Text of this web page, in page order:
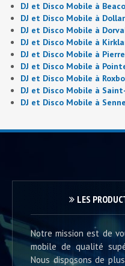
DJ et Disco Mobile à
DJ et Disco Mobile à
DJ et Disco Mobile à
DJ et Disco Mobile à
DJ et Disco Mobile à
DJ et Disco Mobile à
DJ et Disco Mobile à
DJ et Disco Mobile à
DJ et Disco Mobile à
LES
Notre mission est de
mobile de qualité
Nous disposons de